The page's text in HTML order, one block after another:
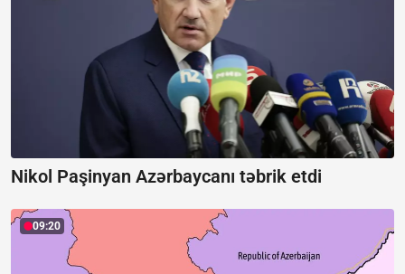
Nikol Paşinyan Azərbaycanı təbrik etdi
09:20